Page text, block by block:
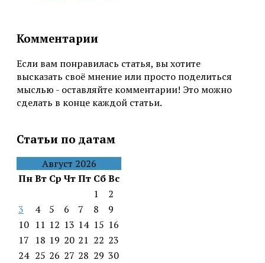
Комментарии
Если вам понравилась статья, вы хотите
высказать своё мнение или просто поделиться
мыслью - оставляйте комментарии! Это можно
сделать в конце каждой статьи.
Статьи по датам
Август 2026
ПнВт Ср ЧтПт СбВс
1
2
3
4 5 6 7 8
9
10 11 12 13 14 15 16
17 18 19 20 21 22 23
24 25 26 27 28 29 30